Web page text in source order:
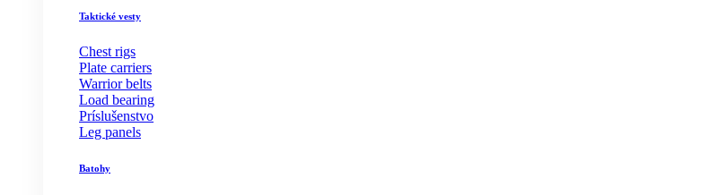
Taktické vesty
Chest rigs
Plate carriers
Warrior belts
Load bearing
Príslušenstvo
Leg panels
Batohy